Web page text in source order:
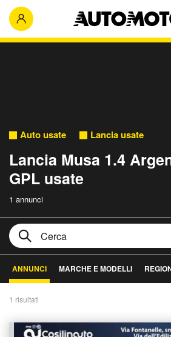
Auto usate Lancia usate
Lancia Musa 1.4
GPL usate
1 annunci
ANNUNCI MARCHE E MODELLI
1 risultati